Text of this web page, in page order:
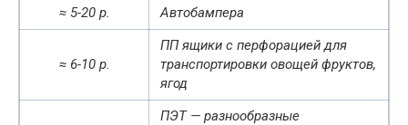
≈ 5-20 р.
Автобампера
≈ 6-10 р.
ПП ящики с перфорацией для
транспортировки овощей фруктов,
ягод
ПЭТ — разнообразные